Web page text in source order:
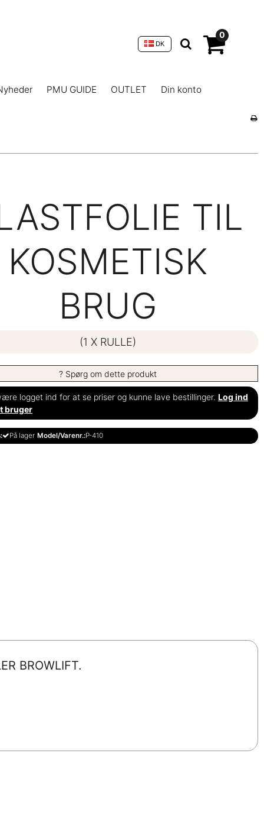
0
DK
PMU GUIDE OUTLET Din konto
TIL
KOSMETISK
BRUG
(1 X RULLE)
? Spørg om dette produkt
logget ind for at se priser og kunne lave bestillinger. Log ind
bruger
På lager Model/Varenr.:P-410
BROWLIFT.